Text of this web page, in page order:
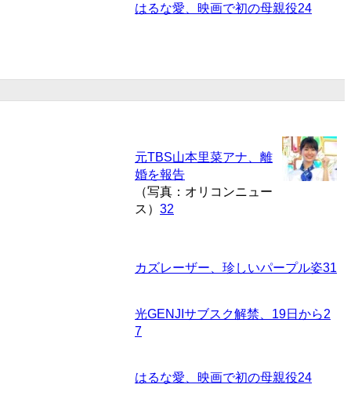
はるな愛、映画で初の母親役24
元TBS山本里菜アナ、離
婚を報告
（写真：オリコンニュー
ス） 32
カズレーザー、珍しいパープル姿31
光GENJIサブスク解禁、19日から2
7
はるな愛、映画で初の母親役24